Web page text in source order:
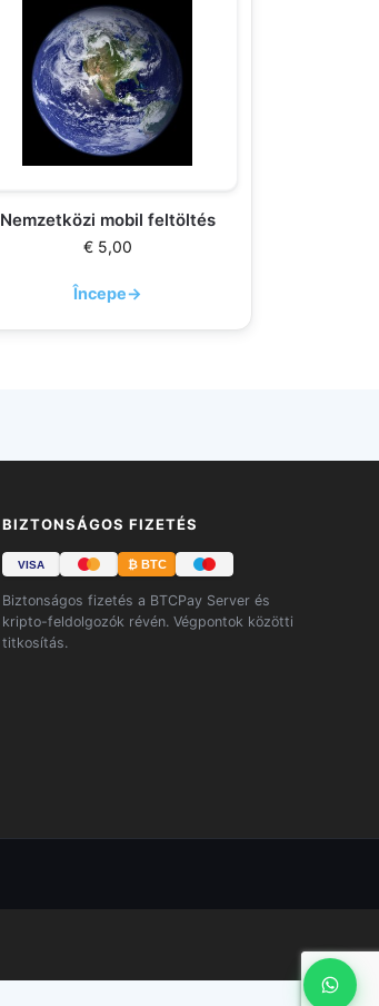
Nemzetközi mobil feltöltés
€5,00
Începe→
BIZTONSÁGOS FIZETÉS
VISA ₿ BTC
Biztonságos fizetés a BTCPay Server és
kripto-feldolgozók révén. Végpontok közötti
titkosítás.